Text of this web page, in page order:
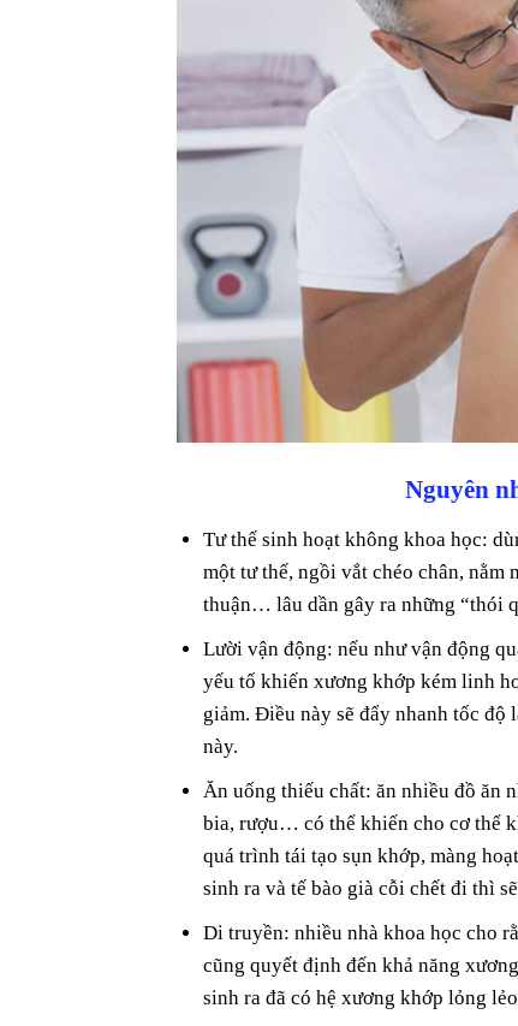
Nguyên
Tư thế sinh hoạt không khoa học:
một tư thế, ngồi vắt chéo chân, nằm
thuận… lâu dần gây ra những “thói
Lười vận động: nếu như vận động
yếu tố khiến xương khớp kém linh
giảm. Điều này sẽ đẩy nhanh tốc
này.
Ăn uống thiếu chất: ăn nhiều đồ ăn
bia, rượu… có thể khiến cho cơ thể
quá trình tái tạo sụn khớp, màng
sinh ra và tế bào già cỗi chết đi thì
Di truyền: nhiều nhà khoa học cho
cũng quyết định đến khả năng
sinh ra đã có hệ xương khớp lỏng